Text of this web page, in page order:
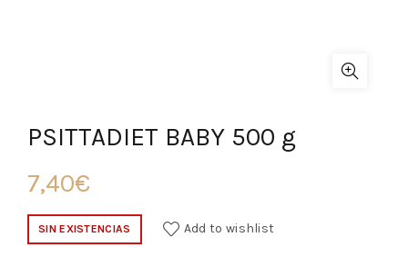
PSITTADIET BABY 500 g
7,40€
SIN EXISTENCIAS Add to wishlist